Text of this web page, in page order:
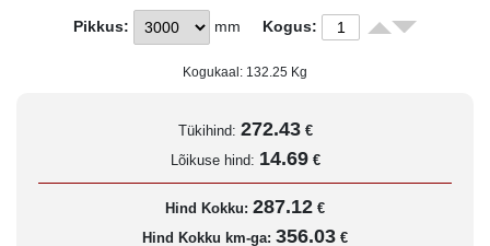
Pikkus: mm Kogus:
Kogukaal: 132.25 Kg
Tükihind: 272.43 €
Lõikuse hind: 14.69 €
Hind Kokku: 287.12 €
Hind Kokku km-ga: 356.03 €